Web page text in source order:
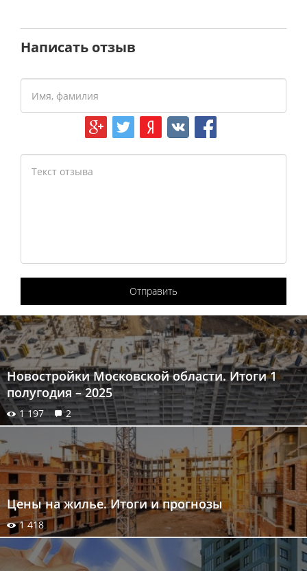
Написать отзыв
Отправить
Новостройки Московской области. Итоги 1
полугодия – 2025
1 197 2
Цены на жилье. Итоги и прогнозы
1 418